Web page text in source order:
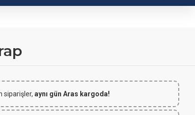
siparişler, aynı gün Aras kargoda!